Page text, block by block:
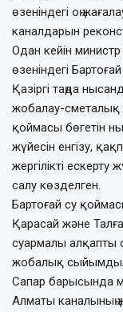
өзеніндегі оң
каналдарын
Одан кейін
өзеніндегі
Қазіргі таңда
жобалау-сметалық
қоймасы бөгетін
жүйесін енгізу,
жергілікті
салу көзделген.
Бартоғай су
Қарасай және
суармалы алқапты
жобалық
Сапар барысында
Алматы